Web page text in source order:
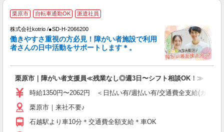
栗原市 自転車通勤OK 派遣社員
株式会社kotrio /●SD-H-2066200
働きやすさ重視の方必見！障がい者施設で利用
者さんの日中活動をサポートします＊。
栗原市｜障がい者支援員≪残業なし◎週3日〜シフト相談OK！≫
時給1350円〜2062円 ＜日払い有/週払い有/交通費全支給(ガソリ
栗原市｜来社不要♪
石越駅より車10分＊交通費全額支給＊車OK